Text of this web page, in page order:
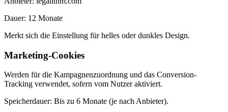
Dauer: 12 Monate
Merkt sich die Einstellung für helles oder dunkles Design.
Marketing-Cookies
Werden für die Kampagnenzuordnung und das Conversion-
Tracking verwendet, sofern vom Nutzer aktiviert.
Speicherdauer: Bis zu 6 Monate (je nach Anbieter).